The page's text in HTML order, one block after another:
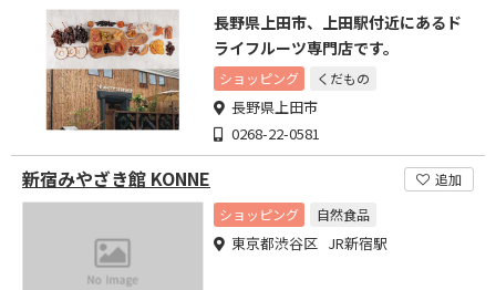
長野県上田市、上田駅付近にあるド
ライフルーツ専門店です。
ショッピング くだもの
長野県上田市
0268-22-0581
新宿みやざき館 KONNE
追加
ショッピング
自然食品
東京都渋谷区 JR新宿駅